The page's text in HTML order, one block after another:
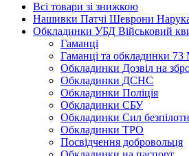
Всі товари зі знижкою
Нашивки Патчі Шеврони
Обкладинки УБД Військовий
Гаманці
Гаманці та обкладинки
Обкладинки Дозвіл на
Обкладинки ДСНС
Обкладинки Поліція
Обкладинки СБУ
Обкладинки Сил
Обкладинки ТРО
Посвідчення добровольця